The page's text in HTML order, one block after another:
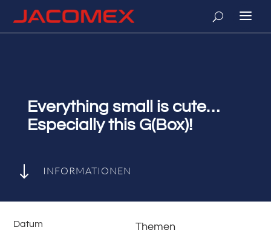
Everything small is cute…
Especially this G(Box)!
" INFORMATIONEN
Datum Themen